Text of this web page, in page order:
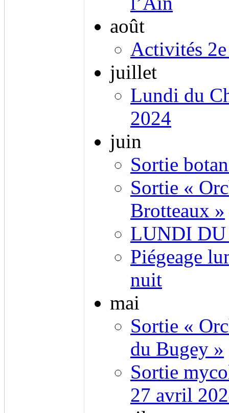
août
Activités 2e
juillet
Lundi du
2024
juin
Sortie
Sortie «
Brotteaux »
LUNDI
Piégeage
nuit
mai
Sortie «
du Bugey »
Sortie
27 avril